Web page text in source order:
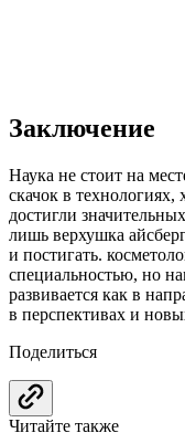
Заключение
Наука не стоит на
скачок в
достигли
лишь верхушка
и постигать.
специальностью, но
развивается как в
в перспективах и
Поделиться
Читайте также